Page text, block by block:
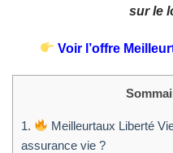
sur le
Voir l’offre
1.
Meilleurtaux Liberté
assurance vie ?